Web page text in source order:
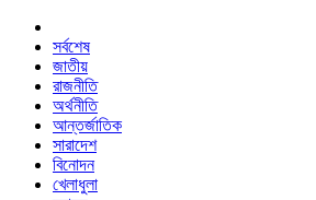
সর্বশেষ
জাতীয়
রাজনীতি
অর্থনীতি
আন্তর্জাতিক
সারাদেশ
বিনোদন
খেলাধুলা